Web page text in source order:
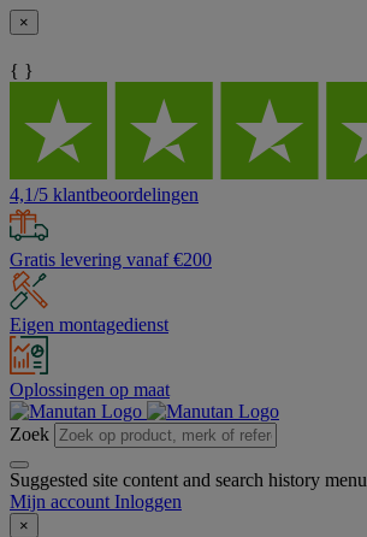
×
{ }
4,1/5 klantbeoordelingen
Gratis levering vanaf €200
Eigen montagedienst
Oplossingen op maat
Zoek
Suggested site content and search history menu
Mijn account Inloggen
×